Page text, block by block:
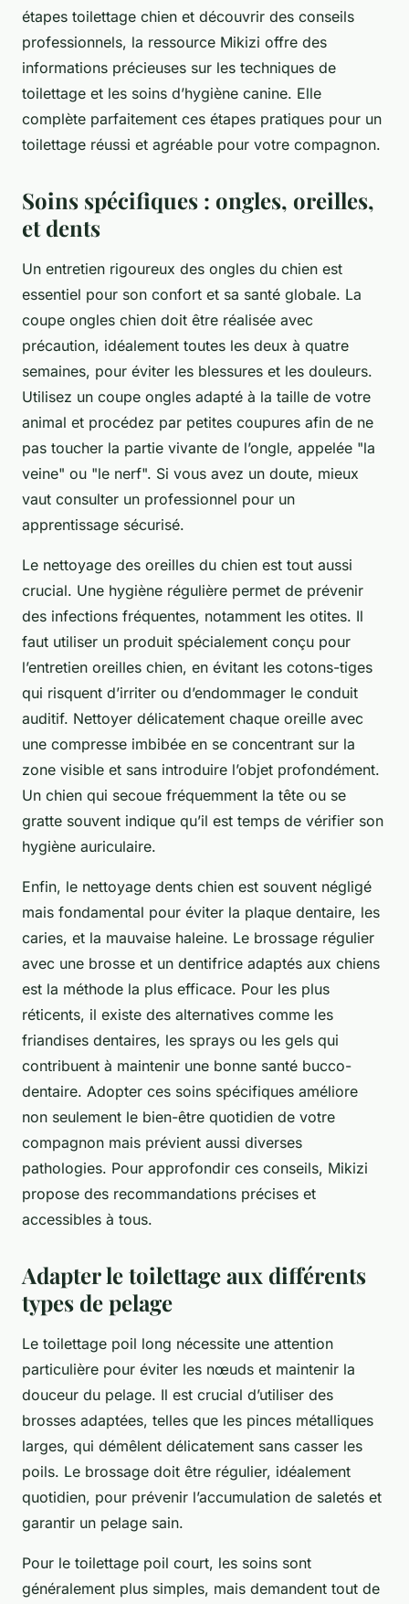
étapes toilettage chien et découvrir des conseils
professionnels, la ressource Mikizi offre des
informations précieuses sur les techniques de
toilettage et les soins d’hygiène canine. Elle
complète parfaitement ces étapes pratiques pour un
toilettage réussi et agréable pour votre compagnon.
Soins spécifiques : ongles, oreilles,
et dents
Un entretien rigoureux des ongles du chien est
essentiel pour son confort et sa santé globale. La
coupe ongles chien doit être réalisée avec
précaution, idéalement toutes les deux à quatre
semaines, pour éviter les blessures et les douleurs.
Utilisez un coupe ongles adapté à la taille de votre
animal et procédez par petites coupures afin de ne
pas toucher la partie vivante de l’ongle, appelée "la
veine" ou "le nerf". Si vous avez un doute, mieux
vaut consulter un professionnel pour un
apprentissage sécurisé.
Le nettoyage des oreilles du chien est tout aussi
crucial. Une hygiène régulière permet de prévenir
des infections fréquentes, notamment les otites. Il
faut utiliser un produit spécialement conçu pour
l’entretien oreilles chien, en évitant les cotons-tiges
qui risquent d’irriter ou d’endommager le conduit
auditif. Nettoyer délicatement chaque oreille avec
une compresse imbibée en se concentrant sur la
zone visible et sans introduire l’objet profondément.
Un chien qui secoue fréquemment la tête ou se
gratte souvent indique qu’il est temps de vérifier son
hygiène auriculaire.
Enfin, le nettoyage dents chien est souvent négligé
mais fondamental pour éviter la plaque dentaire, les
caries, et la mauvaise haleine. Le brossage régulier
avec une brosse et un dentifrice adaptés aux chiens
est la méthode la plus efficace. Pour les plus
réticents, il existe des alternatives comme les
friandises dentaires, les sprays ou les gels qui
contribuent à maintenir une bonne santé bucco-
dentaire. Adopter ces soins spécifiques améliore
non seulement le bien-être quotidien de votre
compagnon mais prévient aussi diverses
pathologies. Pour approfondir ces conseils, Mikizi
propose des recommandations précises et
accessibles à tous.
Adapter le toilettage aux différents
types de pelage
Le toilettage poil long nécessite une attention
particulière pour éviter les nœuds et maintenir la
douceur du pelage. Il est crucial d’utiliser des
brosses adaptées, telles que les pinces métalliques
larges, qui démêlent délicatement sans casser les
poils. Le brossage doit être régulier, idéalement
quotidien, pour prévenir l’accumulation de saletés et
garantir un pelage sain.
Pour le toilettage poil court, les soins sont
généralement plus simples, mais demandent tout de